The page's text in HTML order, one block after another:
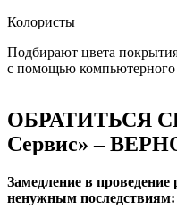
Колористы
Подбирают цвета
с помощью компьютерного
ОБРАТИТЬСЯ
Сервис» –
Замедление в
ненужным последствиям: